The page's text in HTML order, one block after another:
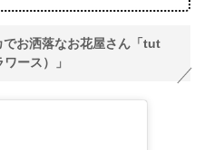
お洒落なお花屋さん「tut
ース）」